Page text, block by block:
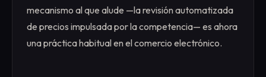
mecanismo al que alude —la revisión automatizada
de precios impulsada por la competencia— es ahora
una práctica habitual en el comercio electrónico.